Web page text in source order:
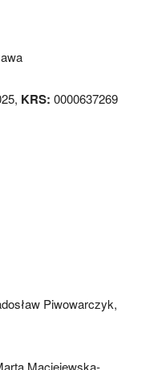
KRS: 0000637269
Piwowarczyk,
Maciejewska-